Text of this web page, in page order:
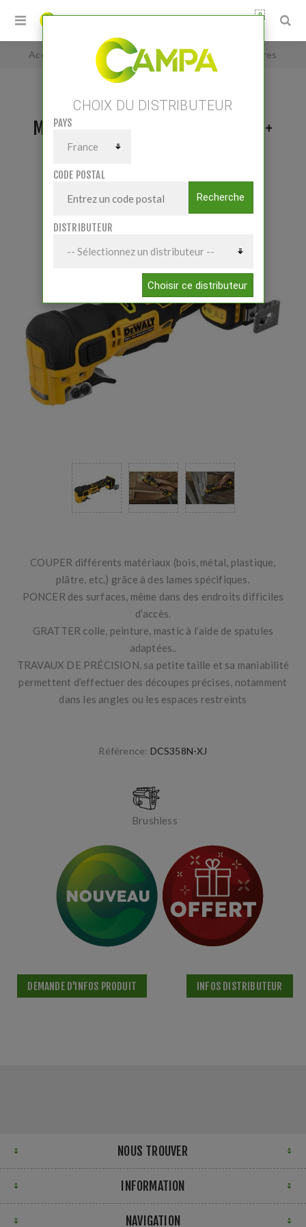
0
Accueil Multi-cutter XR 18V Brushless + accessoires
MULTI-CUTTER XR 18V BRUSHLESS +
ACCESSOIRES
COUPER différents matériaux (bois, métal, plastique,
plâtre, etc.) grâce à des lames spécifiques.
PONCER des surfaces, même dans des endroits difficiles
d’accès.
GRATTER colle, peinture, mastic à l’aide de spatules
adaptées..
TRAVAUX DE PRÉCISION, sa petite taille et sa maniabilité
permettent d’effectuer des découpes précises, notamment
dans les angles ou les espaces restreints
Référence: DCS358N-XJ
Brushless
DEMANDE D'INFOS PRODUIT INFOS DISTRIBUTEUR
NOUS TROUVER
INFORMATION
NAVIGATION
CHOIX DU DISTRIBUTEUR
PAYS
CODE POSTAL
Recherche
DISTRIBUTEUR
Choisir ce distributeur